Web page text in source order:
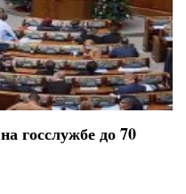
госслужбе до 70